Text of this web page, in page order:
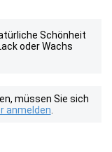
Schönheit
oder Wachs
müssen Sie sich
anmelden